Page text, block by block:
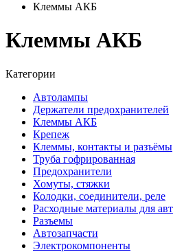
Клеммы АКБ
Клеммы АКБ
Категории
Автолампы
Держатели предохранителей
Клеммы АКБ
Крепеж
Клеммы, контакты и разъёмы
Труба гофрированная
Предохранители
Хомуты, стяжки
Колодки, соединители, реле
Расходные материалы для
Разъемы
Автозапчасти
Электрокомпоненты